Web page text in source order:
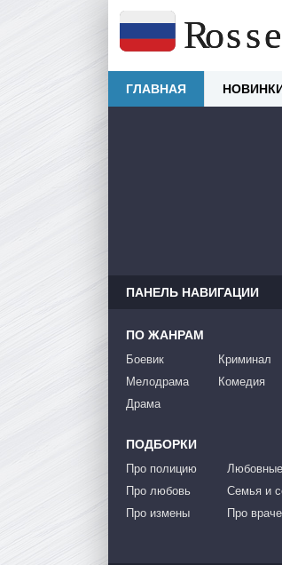
ПАНЕЛЬ НАВИГАЦИИ
ПО ЖАНРАМ
Боевик
Мелодрама
Драма
Криминал
Комедия
ПОДБОРКИ
Про полицию
Про любовь
Про измены
Любовные
Семья и
Про
ГЛАВНАЯ